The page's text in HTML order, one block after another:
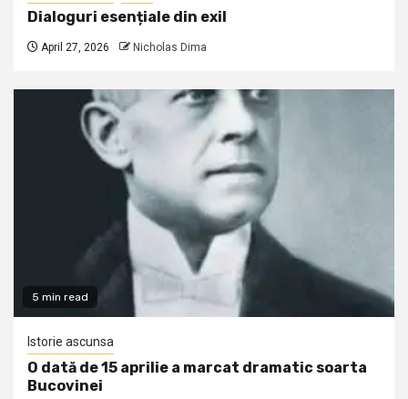
Dialoguri esențiale din exil
April 27, 2026 Nicholas Dima
5 min read
Istorie ascunsa
O dată de 15 aprilie a marcat dramatic soarta
Bucovinei